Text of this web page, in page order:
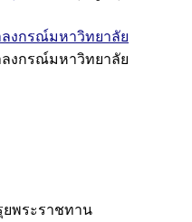
ลงกรณ์มหาวิทยาลัย
ลงกรณ์มหาวิทยาลัย
ยพระราชทาน